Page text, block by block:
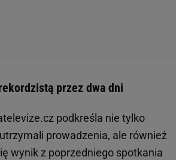
przez dwa dni
podkreśla nie tylko
prowadzenia, ale również
wynik z poprzedniego spotkania